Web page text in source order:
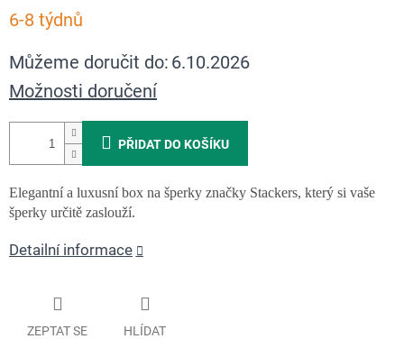
cena:
6-8 týdnů
Můžeme doručit do: 6.10.2026
Možnosti doručení
PŘIDAT DO KOŠÍKU
Elegantní a luxusní box na šperky značky Stackers, který si vaše
šperky určitě zaslouží.
Detailní informace
ZEPTAT SE HLÍDAT